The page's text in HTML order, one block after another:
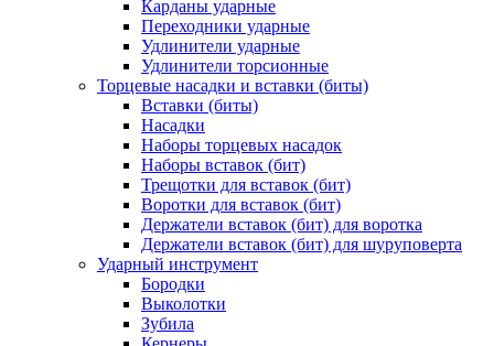
Карданы ударные
Переходники ударные
Удлинители ударные
Удлинители торсионные
Торцевые насадки и вставки (биты)
Вставки (биты)
Насадки
Наборы торцевых насадок
Наборы вставок (бит)
Трещотки для вставок (бит)
Воротки для вставок (бит)
Держатели вставок (бит) для воротка
Держатели вставок (бит) для шуруповерта
Ударный инструмент
Бородки
Выколотки
Зубила